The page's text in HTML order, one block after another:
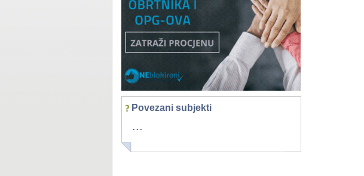
Povezani subjekti
...